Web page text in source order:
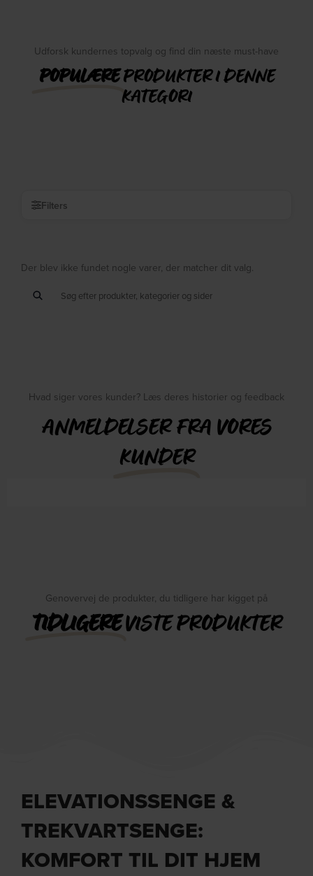
Udforsk kundernes topvalg og find din næste must-have
POPULÆREPRODUKTER I DENNE
KATEGORI
Filters
Der blev ikke fundet nogle varer, der matcher dit valg.
Hvad siger vores kunder? Læs deres historier og feedback
ANMELDELSER FRA VORES
KUNDER
Genovervej de produkter, du tidligere har kigget på
TIDLIGEREVISTE PRODUKTER
ELEVATIONSSENGE &
TREKVARTSENGE:
KOMFORT TIL DIT HJEM